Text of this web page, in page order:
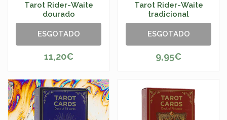
Tarot Rider-Waite
dourado
ESGOTADO
11,20€
Tarot Rider-Waite
tradicional
ESGOTADO
9,95€